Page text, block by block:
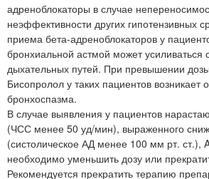
адреноблокаторы в случае
неэффективности других гипотензивных
приема бета-адреноблокаторов у
бронхиальной астмой может усиливаться
дыхательных путей. При превышении
Бисопролол у таких пациентов возникает
бронхоспазма.
В случае выявления у пациентов
(ЧСС менее 50 уд/мин), выраженного
(систолическое АД менее 100 мм рт. ст.),
необходимо уменьшить дозу или
Рекомендуется прекратить терапию